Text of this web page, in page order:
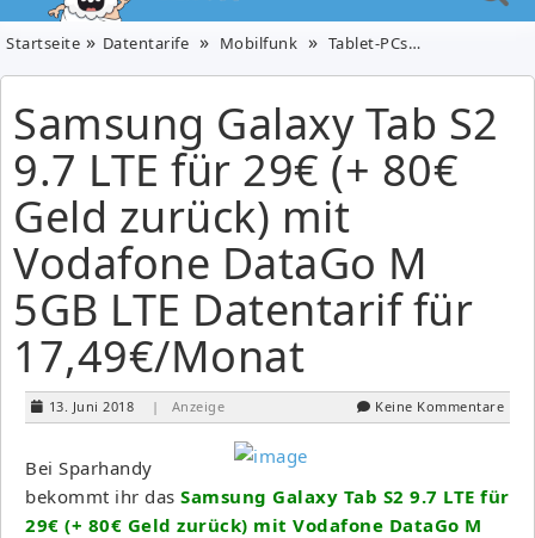
Startseite Datentarife Mobilfunk Tablet-PCs
Samsung Galaxy Tab S2
9.7 LTE für 29€ (+ 80€
Geld zurück) mit
Vodafone DataGo M
5GB LTE Datentarif für
17,49€/Monat
13. Juni 2018 | Anzeige Keine Kommentare
Bei Sparhandy
bekommt ihr das Samsung Galaxy Tab S2 9.7 LTE für
29€ (+ 80€ Geld zurück) mit Vodafone DataGo M